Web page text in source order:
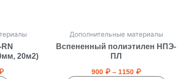
20м2)
Дополнительные материалы
Вспененный полиэтилен НПЭ-
ПЛ
900 ₽ – 1150 ₽